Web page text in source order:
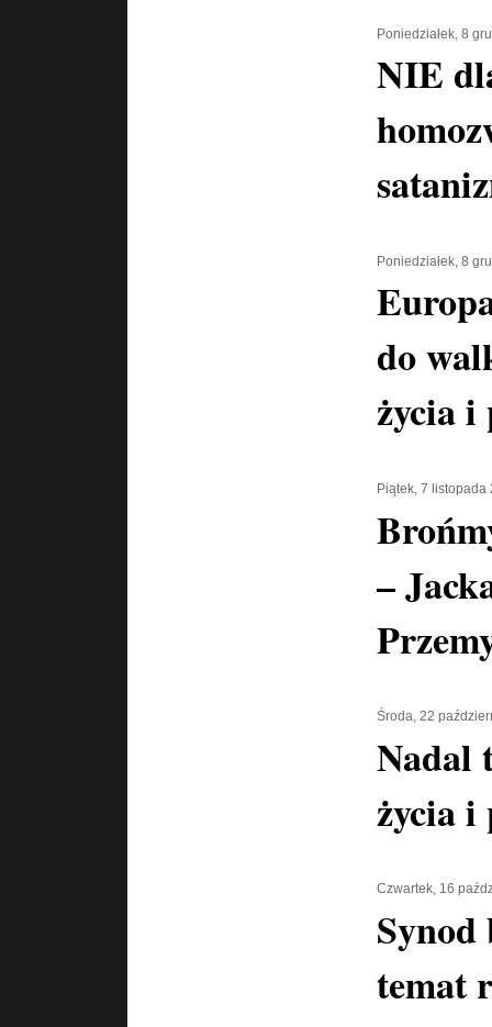
Poniedziałek, 8
NIE
Poniedziałek, 8
do
życia i
Piątek, 7 listopada
–
Środa, 22
Nadal
życia i
Czwartek, 16
temat